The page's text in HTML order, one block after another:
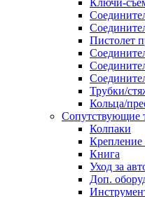
Ключи-
Пистолет
Трубки/
Кольца/
Сопутствующие
Колпаки
Крепление
Книга
Уход за
Доп.